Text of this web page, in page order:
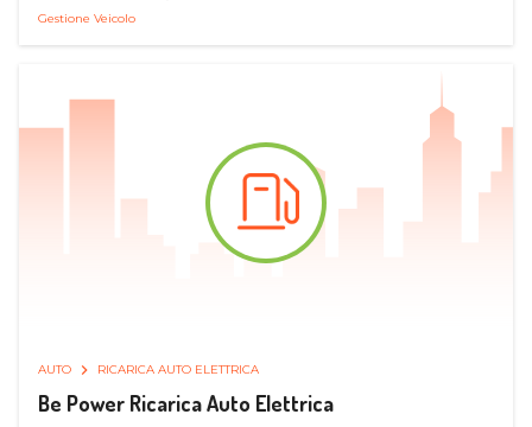
Gestione Veicolo
AUTO RICARICA AUTO ELETTRICA
Be Power Ricarica Auto Elettrica